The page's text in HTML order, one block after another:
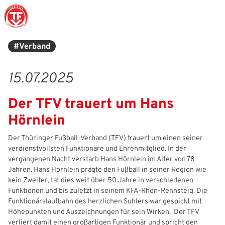
#Verband
15.07.2025
Der TFV trauert um Hans
Hörnlein
Der Thüringer Fußball-Verband (TFV) trauert um einen seiner
verdienstvollsten Funktionäre und Ehrenmitglied. In der
vergangenen Nacht verstarb Hans Hörnlein im Alter von 78
Jahren. Hans Hörnlein prägte den Fußball in seiner Region wie
kein Zweiter, tat dies weit über 50 Jahre in verschiedenen
Funktionen und bis zuletzt in seinem KFA-Rhön-Rennsteig. Die
Funktionärslaufbahn des herzlichen Suhlers war gespickt mit
Höhepunkten und Auszeichnungen für sein Wirken. Der TFV
verliert damit einen großartigen Funktionär und spricht den
IHR LOGIN
Geschäftsstelle
Chronik
Ehrentafel
Karriere
Partnerschaft
Mitgliedschaft
Sicherheit
Junioren
Juniorinnen
Kinderfußball
eSports
Schiedsrichter
Eliteschulen
Erzieher und Lehrer
Veranstaltungskalender
DFB-Mobil
DFB-Masterplan
Vielfalt
Fair Play
Inklusion
Prävention
Schule und Kita
Newsletter
DFBnet
Passwesen
Vereinsangebote
Archiv
Downloads